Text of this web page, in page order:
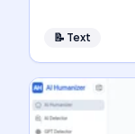
📝 Text